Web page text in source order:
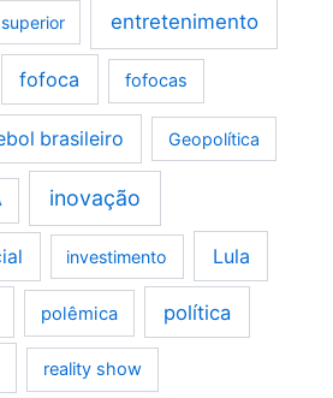
entretenimento
fofoca fofocas
brasileiro Geopolítica
inovação
investimento Lula
polêmica política
reality show